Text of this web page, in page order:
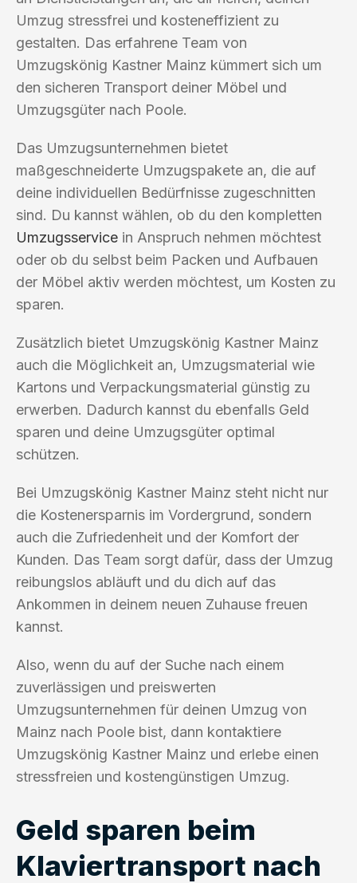
Umzug stressfrei und kosteneffizient zu
gestalten. Das erfahrene Team von
Umzugskönig Kastner Mainz kümmert sich um
den sicheren Transport deiner Möbel und
Umzugsgüter nach Poole.
Das Umzugsunternehmen bietet
maßgeschneiderte Umzugspakete an, die auf
deine individuellen Bedürfnisse zugeschnitten
sind. Du kannst wählen, ob du den kompletten
Umzugsservice in Anspruch nehmen möchtest
oder ob du selbst beim Packen und Aufbauen
der Möbel aktiv werden möchtest, um Kosten zu
sparen.
Zusätzlich bietet Umzugskönig Kastner Mainz
auch die Möglichkeit an, Umzugsmaterial wie
Kartons und Verpackungsmaterial günstig zu
erwerben. Dadurch kannst du ebenfalls Geld
sparen und deine Umzugsgüter optimal
schützen.
Bei Umzugskönig Kastner Mainz steht nicht nur
die Kostenersparnis im Vordergrund, sondern
auch die Zufriedenheit und der Komfort der
Kunden. Das Team sorgt dafür, dass der Umzug
reibungslos abläuft und du dich auf das
Ankommen in deinem neuen Zuhause freuen
kannst.
Also, wenn du auf der Suche nach einem
zuverlässigen und preiswerten
Umzugsunternehmen für deinen Umzug von
Mainz nach Poole bist, dann kontaktiere
Umzugskönig Kastner Mainz und erlebe einen
stressfreien und kostengünstigen Umzug.
Geld sparen beim
Klaviertransport nach